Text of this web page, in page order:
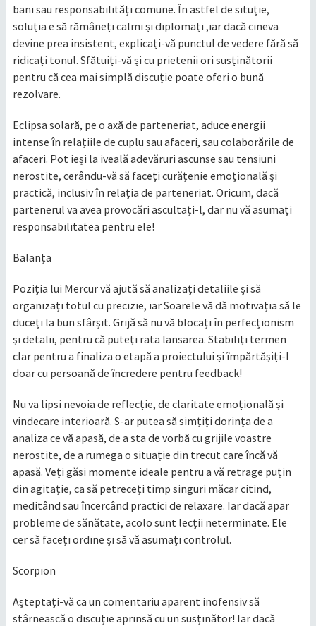
bani sau responsabilități comune. În astfel de situție,
soluția e să rămâneți calmi și diplomați ,iar dacă cineva
devine prea insistent, explicați-vă punctul de vedere fără să
ridicați tonul. Sfătuiți-vă și cu prietenii ori susținătorii
pentru că cea mai simplă discuție poate oferi o bună
rezolvare.
Eclipsa solară, pe o axă de parteneriat, aduce energii
intense în relațiile de cuplu sau afaceri, sau colaborările de
afaceri. Pot ieși la iveală adevăruri ascunse sau tensiuni
nerostite, cerându-vă să faceți curățenie emoțională și
practică, inclusiv în relația de parteneriat. Oricum, dacă
partenerul va avea provocări ascultați-l, dar nu vă asumați
responsabilitatea pentru ele!
Balanța
Poziția lui Mercur vă ajută să analizați detaliile și să
organizați totul cu precizie, iar Soarele vă dă motivația să le
duceți la bun sfârșit. Grijă să nu vă blocați în perfecționism
și detalii, pentru că puteți rata lansarea. Stabiliți termen
clar pentru a finaliza o etapă a proiectului și împărtășiți-l
doar cu persoană de încredere pentru feedback!
Nu va lipsi nevoia de reflecție, de claritate emoțională și
vindecare interioară. S-ar putea să simțiți dorința de a
analiza ce vă apasă, de a sta de vorbă cu grijile voastre
nerostite, de a rumega o situație din trecut care încă vă
apasă. Veți găsi momente ideale pentru a vă retrage puțin
din agitație, ca să petreceți timp singuri măcar citind,
meditând sau încercând practici de relaxare. Iar dacă apar
probleme de sănătate, acolo sunt lecții neterminate. Ele
cer să faceți ordine și să vă asumați controlul.
Scorpion
Așteptați-vă ca un comentariu aparent inofensiv să
stârnească o discuție aprinsă cu un susținător! Iar dacă